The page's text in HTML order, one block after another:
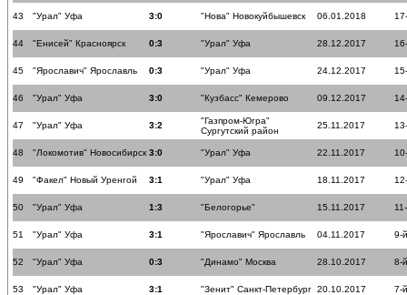
43 "Урал" Уфа 3:0 "Нова" Новокуйбышевск 06.01.2018
44 "Енисей" Красноярск 0:3 "Урал" Уфа 28.12.2017
45 "Ярославич" Ярославль 0:3 "Урал" Уфа 24.12.2017
46 "Урал" Уфа 3:0 "Кузбасс" Кемерово 09.12.2017
47 "Урал" Уфа 3:2
"Газпром-Югра"
Сургутский район
25.11.2017
48 "Локомотив" Новосибирск 3:0 "Урал" Уфа 22.11.2017
49 "Факел" Новый Уренгой 3:1 "Урал" Уфа 18.11.2017
50 "Урал" Уфа 1:3 "Белогорье" 15.11.2017
51 "Урал" Уфа 3:1 "Ярославич" Ярославль 04.11.2017 9-
52 "Урал" Уфа 0:3 "Динамо" Москва 28.10.2017 8-
53 "Урал" Уфа 3:1 "Зенит" Санкт-Петербург 20.10.2017 7-